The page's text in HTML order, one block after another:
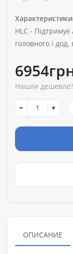
HLC - Підтримує
головного і дод.
Нашли дешевле?
ОПИСАНИЕ